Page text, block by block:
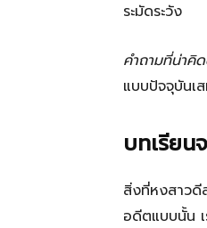
ระมัดระวัง
คำถามที่น่าคิ
แบบปัจจุบันเ
บทเรียน
สิ่งที่หงสาวดี
อดีตแบบนั้น